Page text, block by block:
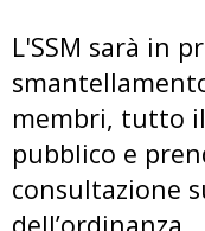
L'SSM sarà in
membri, tutto
pubblico e
consultazione